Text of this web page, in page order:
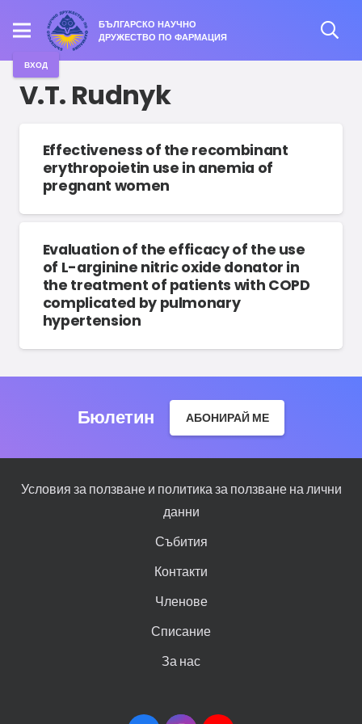
БЪЛГАРСКО НАУЧНО
ДРУЖЕСТВО ПО ФАРМАЦИЯ
ВХОД
V.T. Rudnyk
Effectiveness of the recombinant
erythropoietin use in anemia of
pregnant women
Evaluation of the efficacy of the use
of L-arginine nitric oxide donator in
the treatment of patients with COPD
complicated by pulmonary
hypertension
Бюлетин АБОНИРАЙ МЕ
Условия за ползване и политика за ползване на лични
данни
Събития
Контакти
Членове
Списание
За нас